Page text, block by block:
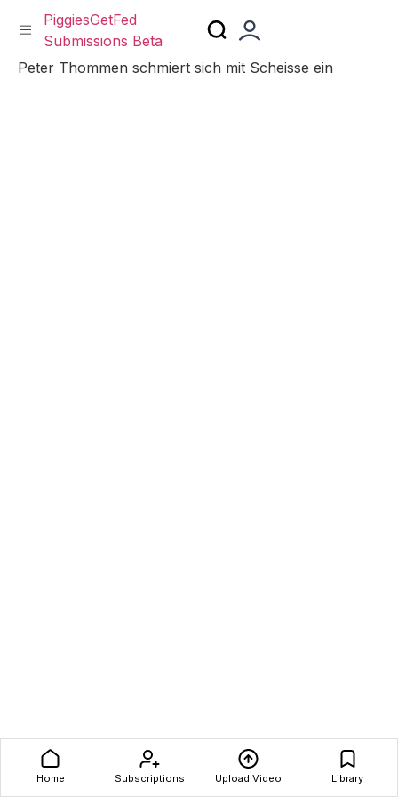
Skip
PiggiesGetFed
Submissions Beta
Home Subscriptions Upload Video Library
Peter Thommen schmiert sich mit Scheisse ein